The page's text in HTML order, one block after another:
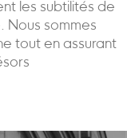
les subtilités de
Nous sommes
tout en assurant